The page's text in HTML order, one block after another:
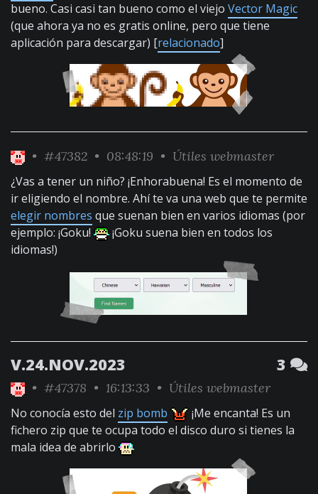
bueno. Casi casi tan bueno como el viejo Vector Magic
(que ahora ya no es gratis online, pero que tiene
aplicación para descargar) [relacionado]
• #47382 • 08:48:19 • Útiles webmaster
¿Vas a tener un niño? ¡Enhorabuena! Es el momento de
ir eligiendo el nombre. Ahí te va una web que te permite
elegir nombres que suenan bien en varios idiomas (por
ejemplo: ¡Goku!
¡Goku suena bien en todos los
idiomas!)
V.24.NOV.2023 3
• #47378 • 16:13:33 • Útiles webmaster
No conocía esto del zip bomb
¡Me encanta! Es un
fichero zip que te ocupa todo el disco duro si tienes la
mala idea de abrirlo